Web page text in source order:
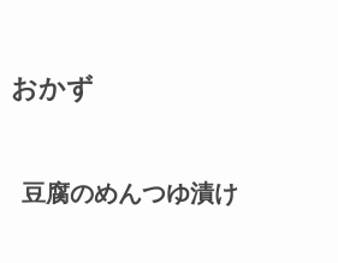
おかず
豆腐のめんつゆ漬け